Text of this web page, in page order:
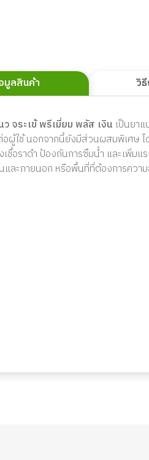
มูลสินค้า วิ
จระเข้ พรีเมี่ยม พลัส เงิน เป็นยา
ผู้ใช้ นอกจากนี้ยังมีส่วนผสมพิเศษ ไ
เชื้อราดำ ป้องกันการซึมน้ำ และเพิ่ม
และภายนอก หรือพื้นที่ที่ต้องการควา